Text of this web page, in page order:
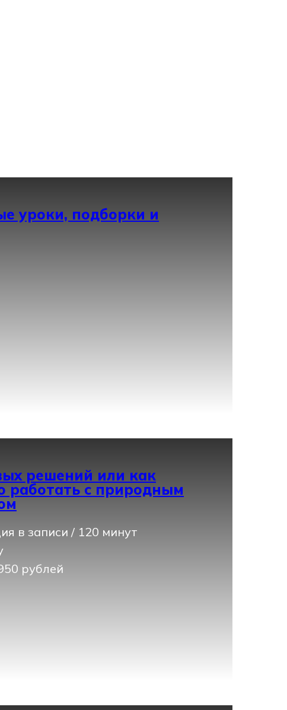
уроки, подборки и
решений или как
работать с природным
в записи / 120 минут
рублей